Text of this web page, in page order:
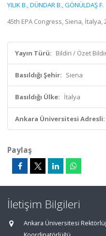
YILIK B.,DÜNDAR B.,GÖNÜLDAŞ F.
45th EPA Congress, Siena, İtalya,
Yayın Türü: Bildiri / Özet
Basıldığı Şehir: Siena
Basıldığı Ülke: İtalya
Ankara Üniversitesi Adresli:
Paylaş
İletişim Bilgileri
Ankara Üniversitesi